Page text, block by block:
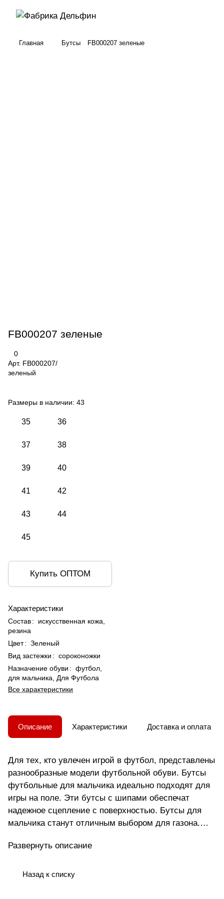
Главная Бутсы FB000207 зеленые
FB000207 зеленые
0
Арт. FB000207/
зеленый
Размеры в наличии: 43
35 36
37 38
39 40
41 42
43 44
45
Купить ОПТОМ
Характеристики
Состав:
искусственная кожа,
резина
Цвет: Зеленый
Вид застежки : сороконожки
Назначение обуви : футбол,
для мальчика, Для Футбола
Все характеристики
Описание Характеристики Доставка и оплата
Для тех, кто увлечен игрой в футбол, представлены
разнообразные модели футбольной обуви. Бутсы
футбольные для мальчика идеально подходят для
игры на поле. Эти бутсы с шипами обеспечат
надежное сцепление с поверхностью. Бутсы для
мальчика станут отличным выбором для газона.
Модель создана с учетом анатомических
удобной для мужчин разного возраста. Подошва
Развернуть описание
Назад к списку